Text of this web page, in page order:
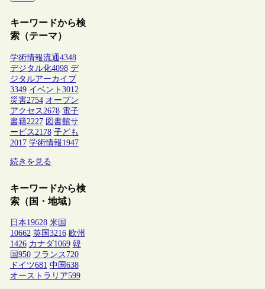
キーワードから検
索（テーマ）
学術情報流通4348
デジタル化4098 デ
ジタルアーカイブ
3349 イベント 3012
災害2754 オープン
アクセス 2678 電子
書籍2227 図書館サ
ービス 2178 子ども
2017 学術情報1947
続きを見る
キーワードから検
索（国・地域）
日本19628 米国
10662 英国 3216 欧州
1426 カナダ1069 韓
国 950 フランス 720
ドイツ681 中国 638
オーストラリア599